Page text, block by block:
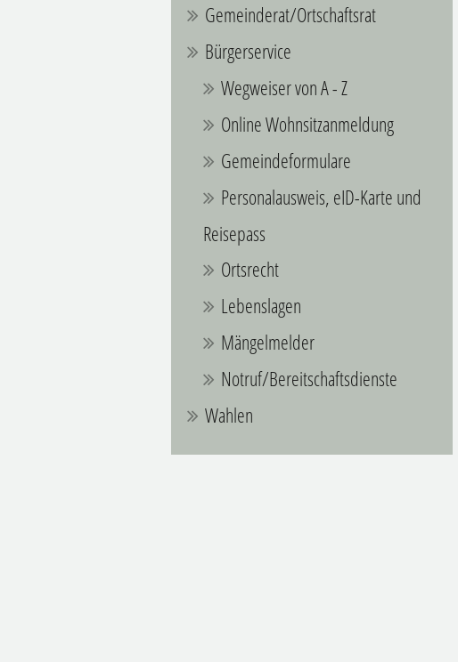
Gemeinderat/Ortschaftsrat
Bürgerservice
Wegweiser von A - Z
Online Wohnsitzanmeldung
Gemeindeformulare
Personalausweis, eID-Karte und
Reisepass
Ortsrecht
Lebenslagen
Mängelmelder
Notruf/Bereitschaftsdienste
Wahlen